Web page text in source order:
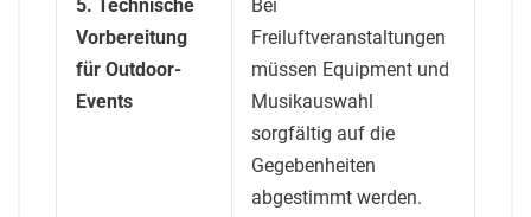
5. Technische
Vorbereitung
für Outdoor-
Events
Bei
Freiluftveranstaltungen
müssen Equipment und
Musikauswahl
sorgfältig auf die
Gegebenheiten
abgestimmt werden.